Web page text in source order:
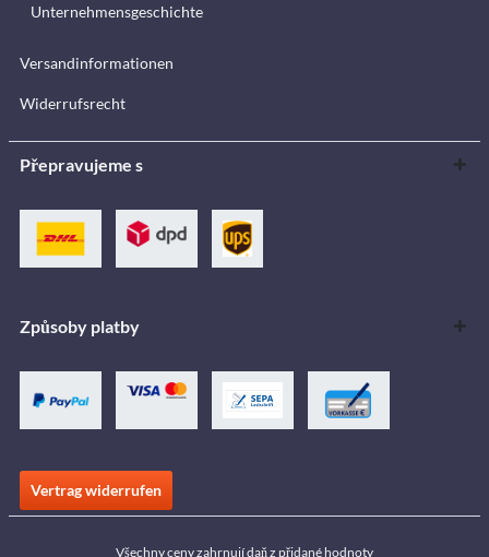
Unternehmensgeschichte
Versandinformationen
Widerrufsrecht
Přepravujeme s
Způsoby platby
Vertrag widerrufen
Všechny ceny zahrnují daň z přidané hodnoty